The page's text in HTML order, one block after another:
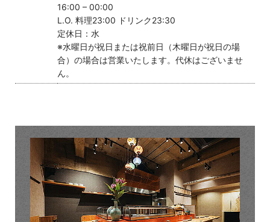
16:00 – 00:00
L.O. 料理23:00 ドリンク23:30
定休日：水
※水曜日が祝日または祝前日（木曜日が祝日の場
合）の場合は営業いたします。代休はございませ
ん。